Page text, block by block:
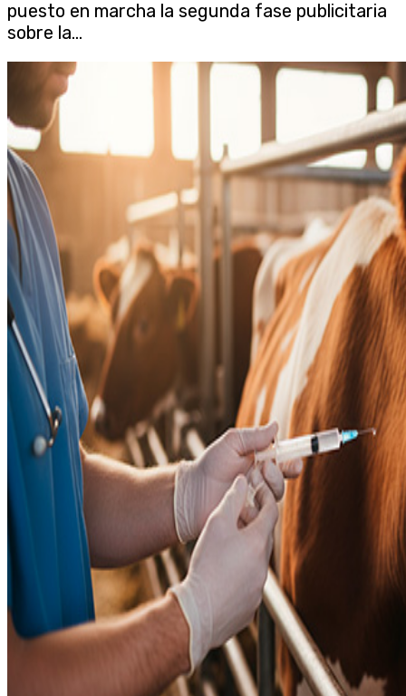
puesto en marcha la segunda fase publicitaria
sobre la...